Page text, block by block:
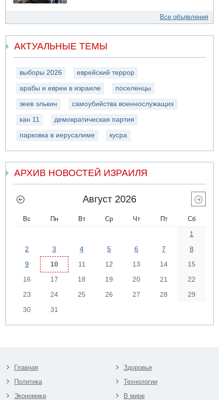
Все объявления
АКТУАЛЬНЫЕ ТЕМЫ
выборы 2026 еврейский террор
арабы и евреи в израиле поселенцы
зеев элькин самоубийства военнослужащих
кан 11 демократическая партия
парковка в иерусалиме кусра
АРХИВ НОВОСТЕЙ ИЗРАИЛЯ
Август 2026
Вс Пн Вт Ср Чт Пт Сб
1
2
3 4 5 6 7
8
9
10 11 12 13 14
15
16
17 18 19 20 21
22
23
24 25 26 27 28
29
30
31
Главная
Политика
Экономика
Здоровье
Технологии
В мире